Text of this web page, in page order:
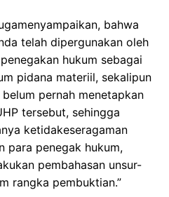
bahwa
telah dipergunakan oleh
hukum sebagai
pidana materiil, sekalipun
pernah menetapkan
tersebut, sehingga
ketidakeseragaman
para penegak hukum,
pembahasan unsur-
rangka pembuktian.”